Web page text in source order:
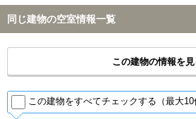
同じ建物の空室情報一覧
この建物の情報を見
この建物をすべてチェックする（最大10